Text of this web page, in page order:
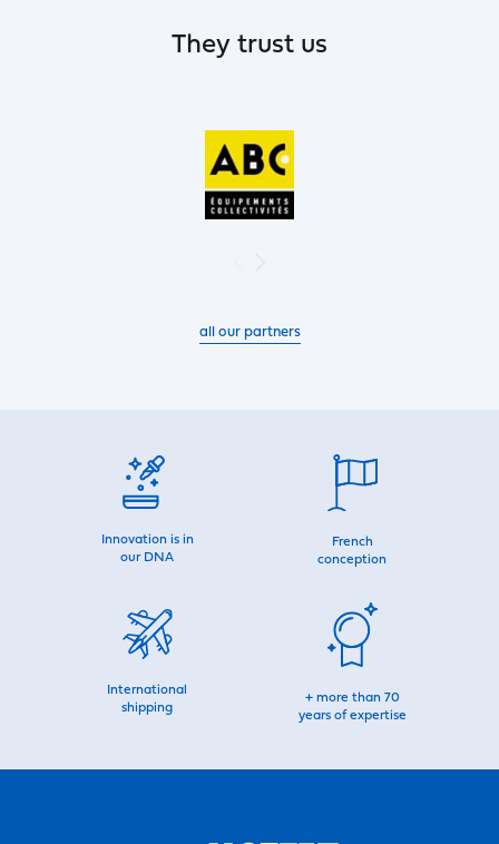
They trust us
all our partners
Innovation is in
our DNA
French
conception
International
shipping
+ more than 70
years of expertise